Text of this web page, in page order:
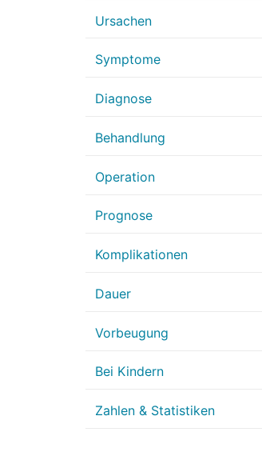
Ursachen
Symptome
Diagnose
Behandlung
Operation
Prognose
Komplikationen
Dauer
Vorbeugung
Bei Kindern
Zahlen & Statistiken